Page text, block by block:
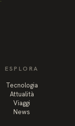
ESPLORA
Tecnologia
Attualità
Viaggi
News